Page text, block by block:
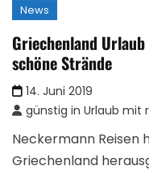
News
Griechenland
schöne Strände
14. Juni 2019
günstig in Urlaub mit
Neckermann Reisen
Griechenland